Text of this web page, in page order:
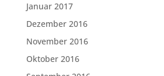
Januar 2017
Dezember 2016
November 2016
Oktober 2016